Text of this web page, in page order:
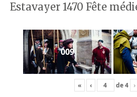
Estavayer 1470 Fête
009
« ‹ de4 ›